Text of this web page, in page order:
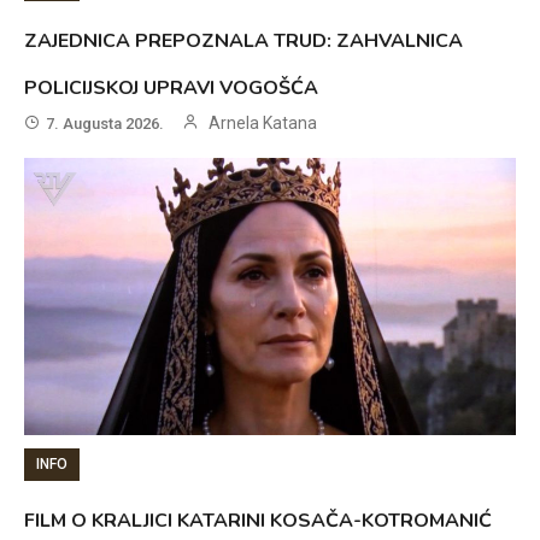
ZAJEDNICA PREPOZNALA TRUD: ZAHVALNICA
POLICIJSKOJ UPRAVI VOGOŠĆA
7. Augusta 2026. Arnela Katana
INFO
FILM O KRALJICI KATARINI KOSAČA-KOTROMANIĆ